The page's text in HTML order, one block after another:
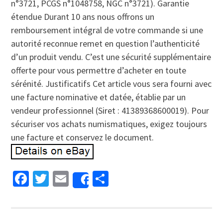
n°3721, PCGS n°1048758, NGC n°3721). Garantie
étendue Durant 10 ans nous offrons un
remboursement intégral de votre commande si une
autorité reconnue remet en question l’authenticité
d’un produit vendu. C’est une sécurité supplémentaire
offerte pour vous permettre d’acheter en toute
sérénité. Justificatifs Cet article vous sera fourni avec
une facture nominative et datée, établie par un
vendeur professionnel (Siret : 41389368600019). Pour
sécuriser vos achats numismatiques, exigez toujours
une facture et conservez le document.
Facebook
Twitter
EmailShare